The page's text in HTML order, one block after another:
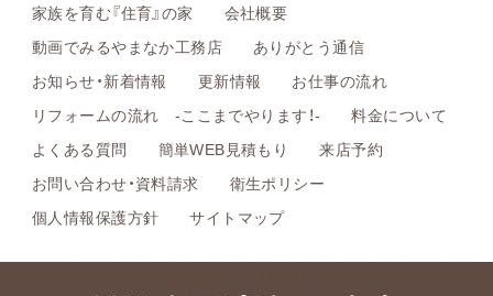
家族を育む『住育』の家
会社概要
動画でみるやまなか工務店
ありがとう通信
お知らせ・新着情報
更新情報
お仕事の流れ
リフォームの流れ -ここまでやります！-
料金について
よくある質問
簡単WEB見積もり
来店予約
お問い合わせ・資料請求
衛生ポリシー
個人情報保護方針
サイトマップ